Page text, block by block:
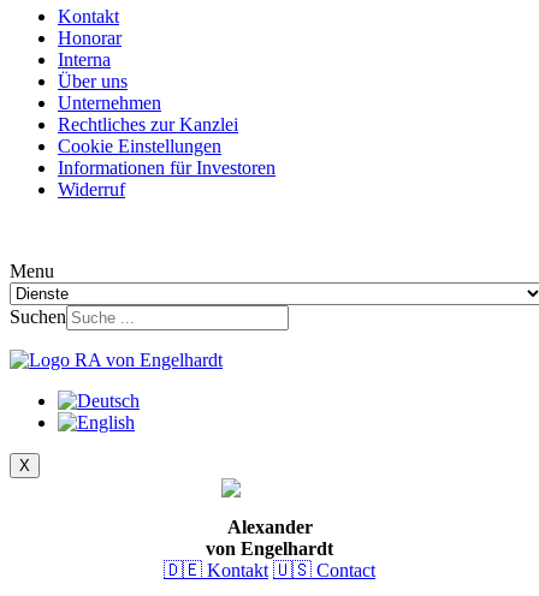
Kontakt
Honorar
Interna
Über uns
Unternehmen
Rechtliches zur Kanzlei
Cookie Einstellungen
Informationen für Investoren
Widerruf
Menu
Suchen
X
Alexander
von Engelhardt
🇩🇪 Kontakt 🇺🇸 Contact